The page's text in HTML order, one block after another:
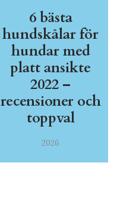
6 bästa
hundskålar för
hundar med
platt ansikte
2022 –
recensioner och
toppval
2026